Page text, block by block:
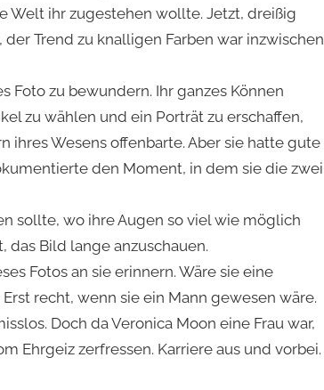
Welt ihr zugestehen wollte. Jetzt, dreißig
Trend zu knalligen Farben war inzwischen
Foto zu bewundern. Ihr ganzes Können
zu wählen und ein Porträt zu erschaffen,
ihres Wesens offenbarte. Aber sie hatte gute
den Moment, in dem sie die zwei
sollte, wo ihre Augen so viel wie möglich
das Bild lange anzuschauen.
Fotos an sie erinnern. Wäre sie eine
recht, wenn sie ein Mann gewesen wäre.
Doch da Veronica Moon eine Frau war,
Ehrgeiz zerfressen. Karriere aus und vorbei.